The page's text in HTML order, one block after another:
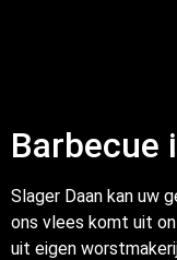
Barbecue
Slager Daan kan uw
ons vlees komt uit
uit eigen